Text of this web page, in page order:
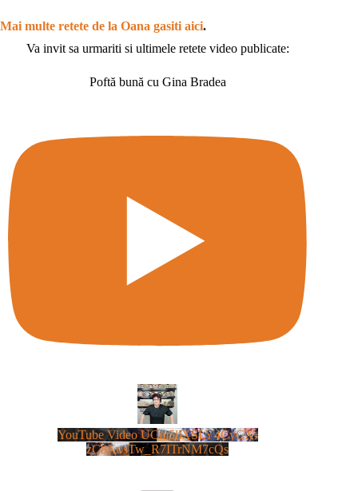
Mai multe retete de la Oana gasiti aici.
Va invit sa urmariti si ultimele retete video publicate:
Poftă bună cu Gina Bradea
YouTube Video UCm5llXSLY4CyCX-
zC8XosTw_R7ITrNM7cQs